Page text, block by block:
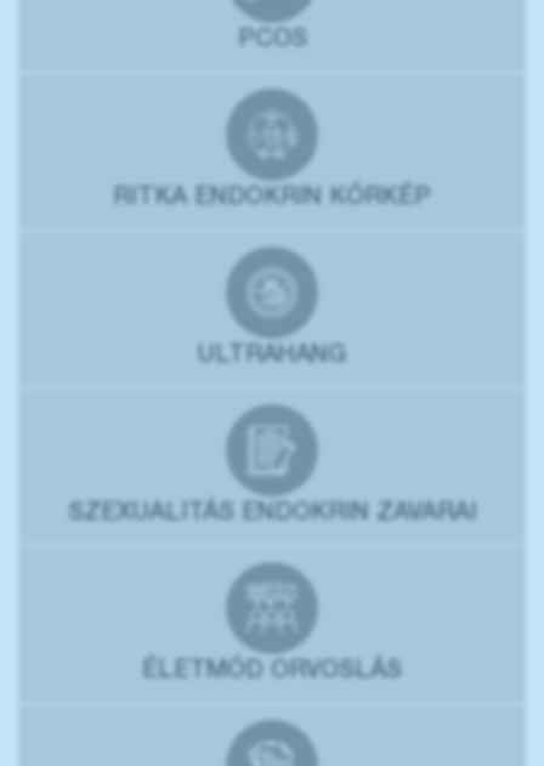
PCOS
RITKA ENDOKRIN KÓRKÉP
ULTRAHANG
SZEXUALITÁS ENDOKRIN ZAVARAI
ÉLETMÓD ORVOSLÁS